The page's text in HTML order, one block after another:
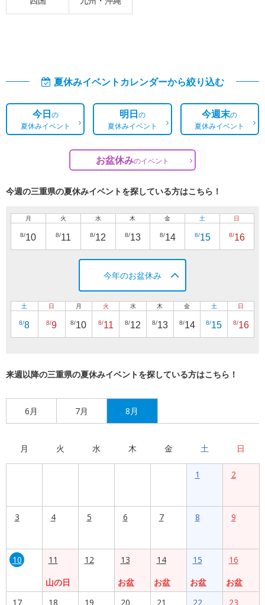
夏休みイベントカレンダーから絞り込む
今日の
夏休みイベント
明日の
夏休みイベント
今週末の
夏休みイベント
お盆休みのイベント
今週の三重県の夏休みイベントを探している方はこちら！
月
8/10
火
8/11
水
8/12
木
8/13
金
8/14
土
8/15
日
8/16
今年のお盆休み
土
8/8
日
8/9
月
8/10
火
8/11
水
8/12
木
8/13
金
8/14
土
8/15
日
8/16
来週以降の三重県の夏休みイベントを探している方はこちら！
6月 7月 8月
月 火 水 木 金 土 日
1 2
3 4 5 6 7 8 9
10
11
山の日
12
13
お盆
14
お盆
15
お盆
16
お盆
17
18 19 20 21 22 23